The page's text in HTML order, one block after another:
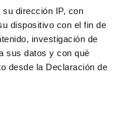
dirección IP, con
dispositivo con el fin de
investigación de
sus datos y con qué
desde la Declaración de